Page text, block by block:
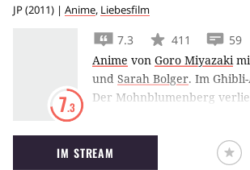
JP(2011) | Anime, Liebesfilm
7.3
7.3 411
59
Anime von Goro Miyazaki
und Sarah Bolger. Im
Der Mohnblumenberg
verbindet eine schmerzhafte
IM STREAM